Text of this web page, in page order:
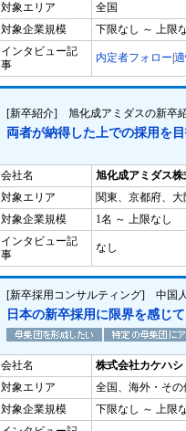
対象エリア
全国
対象企業規模
下限なし ～ 上限
インタビュー記
事
内定者フォロー
[新卒紹介] 旭化成アミダスの新卒
両者が納得した上での採用を
会社名
旭化成アミダス株
対象エリア
関東、京都府、
対象企業規模
1名 ～ 上限なし
インタビュー記
事
なし
[新卒採用コンサルティング] 中国
日本の新卒採用に限界を感じ
会社名
株式会社カケハ
対象エリア
全国、海外・その
対象企業規模
下限なし ～ 上限